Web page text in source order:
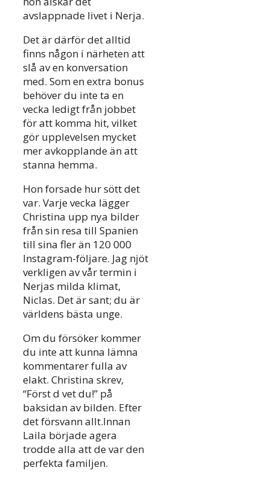
avslappnade livet i Nerja.
Det är därför det alltid
finns någon i närheten att
slå av en konversation
med. Som en extra bonus
behöver du inte ta en
vecka ledigt från jobbet
för att komma hit, vilket
gör upplevelsen mycket
mer avkopplande än att
stanna hemma.
Hon forsade hur sött det
var. Varje vecka lägger
Christina upp nya bilder
från sin resa till Spanien
till sina fler än 120 000
Instagram-följare. Jag njöt
verkligen av vår termin i
Nerjas milda klimat,
Niclas. Det är sant; du är
världens bästa unge.
Om du försöker kommer
du inte att kunna lämna
kommentarer fulla av
elakt. Christina skrev,
“Först d vet du!” på
baksidan av bilden. Efter
det försvann allt.Innan
Laila började agera
trodde alla att de var den
perfekta familjen.